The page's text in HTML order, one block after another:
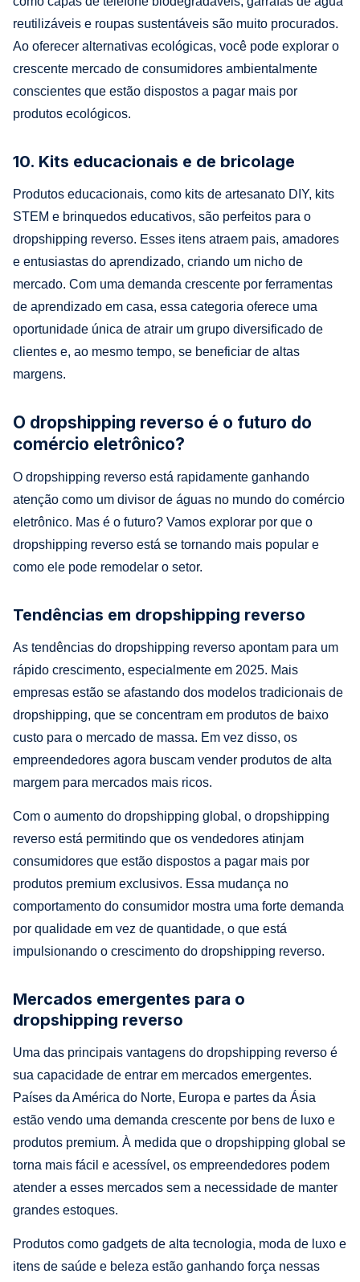
reutilizáveis e roupas sustentáveis são muito procurados.
Ao oferecer alternativas ecológicas, você pode explorar o
crescente mercado de consumidores ambientalmente
conscientes que estão dispostos a pagar mais por
produtos ecológicos.
10. Kits educacionais e de bricolage
Produtos educacionais, como kits de artesanato DIY, kits
STEM e brinquedos educativos, são perfeitos para o
dropshipping reverso. Esses itens atraem pais, amadores
e entusiastas do aprendizado, criando um nicho de
mercado. Com uma demanda crescente por ferramentas
de aprendizado em casa, essa categoria oferece uma
oportunidade única de atrair um grupo diversificado de
clientes e, ao mesmo tempo, se beneficiar de altas
margens.
O dropshipping reverso é o futuro do
comércio eletrônico?
O dropshipping reverso está rapidamente ganhando
atenção como um divisor de águas no mundo do comércio
eletrônico. Mas é o futuro? Vamos explorar por que o
dropshipping reverso está se tornando mais popular e
como ele pode remodelar o setor.
Tendências em dropshipping reverso
As tendências do dropshipping reverso apontam para um
rápido crescimento, especialmente em 2025. Mais
empresas estão se afastando dos modelos tradicionais de
dropshipping, que se concentram em produtos de baixo
custo para o mercado de massa. Em vez disso, os
empreendedores agora buscam vender produtos de alta
margem para mercados mais ricos.
Com o aumento do dropshipping global, o dropshipping
reverso está permitindo que os vendedores atinjam
consumidores que estão dispostos a pagar mais por
produtos premium exclusivos. Essa mudança no
comportamento do consumidor mostra uma forte demanda
por qualidade em vez de quantidade, o que está
impulsionando o crescimento do dropshipping reverso.
Mercados emergentes para o
dropshipping reverso
Uma das principais vantagens do dropshipping reverso é
sua capacidade de entrar em mercados emergentes.
Países da América do Norte, Europa e partes da Ásia
estão vendo uma demanda crescente por bens de luxo e
produtos premium. À medida que o dropshipping global se
torna mais fácil e acessível, os empreendedores podem
atender a esses mercados sem a necessidade de manter
grandes estoques.
Produtos como gadgets de alta tecnologia, moda de luxo e
itens de saúde e beleza estão ganhando força nessas